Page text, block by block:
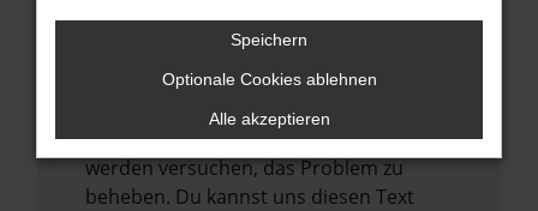
führen, dass bestimmte Funktionen nicht
mehr unterstützt werden.
Wende dich an den Webseitenbetreiber.
Wenn du alle oben genannten Schritte
versucht hast, kontaktiere uns bitte. Wir
werden versuchen, das Problem zu
beheben. Du kannst uns diesen Text
Speichern
Optionale Cookies ablehnen
Alle akzeptieren